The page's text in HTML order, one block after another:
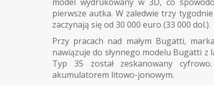
pierwsze autka. W zaledwie trzy
zaczynają się od 30 000 euro (33 000 dol.).
Przy pracach nad małym Bugatti,
nawiązuje do słynnego modelu Bugatti z
Typ 35 został zeskanowany
akumulatorem litowo-jonowym.